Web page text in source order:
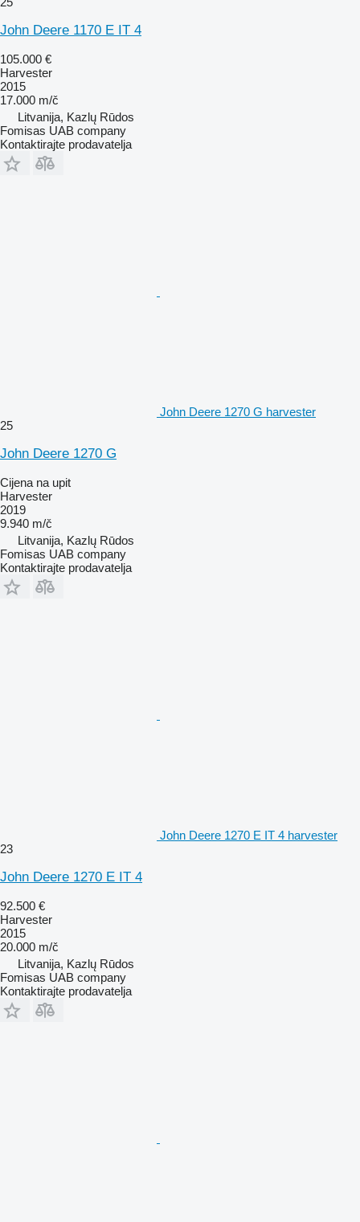
John Deere 1170 E IT 4
105.000 €
Harvester
2015
17.000 m/č
Litvanija, Kazlų Rūdos
Fomisas UAB company
Kontaktirajte prodavatelja
John Deere 1270 G harvester
25
John Deere 1270 G
Cijena na upit
Harvester
2019
9.940 m/č
Litvanija, Kazlų Rūdos
Fomisas UAB company
Kontaktirajte prodavatelja
John Deere 1270 E IT 4 harvester
23
John Deere 1270 E IT 4
92.500 €
Harvester
2015
20.000 m/č
Litvanija, Kazlų Rūdos
Fomisas UAB company
Kontaktirajte prodavatelja